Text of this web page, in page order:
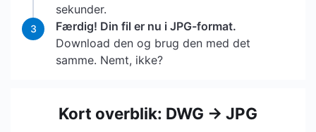
sekunder.
3
Færdig! Din fil er nu i JPG-format.
Download den og brug den med det
samme. Nemt, ikke?
Kort overblik: DWG → JPG